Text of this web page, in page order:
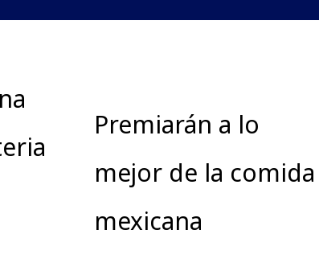
Premiarán a lo
mejor de la comida
mexicana